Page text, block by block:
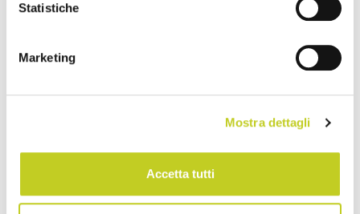
Statistiche
Marketing
Mostra dettagli
Accetta tutti
durata. Una raccomandazione: usa solo molle
originali prestando attenzione alle linee
guida per la regolazione.
Per un posizionamento efficace e il massimo
comfort, tutti i poggiatesta e poggiaspalle